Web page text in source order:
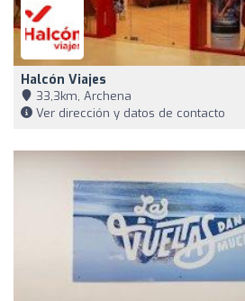
Halcón Viajes
33,3km, Archena
Ver dirección y datos de contacto